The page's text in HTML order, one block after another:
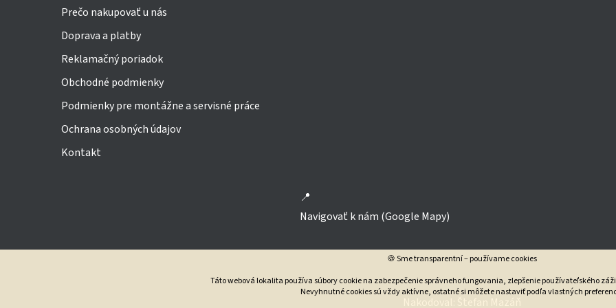
🍪 Sme transparentní – používame cookies
Táto webová lokalita používa súbory cookie na zabezpečenie správneho fungovania, zlepšenie používateľského
Nevyhnutné cookies sú vždy aktívne, ostatné si môžete nastaviť podľa vlastných
Prečo nakupovať u nás
Doprava a platby
Reklamačný poriadok
Obchodné podmienky
Podmienky pre montážne a servisné práce
Ochrana osobných údajov
Kontakt
📍
Navigovať k nám (Google Mapy)